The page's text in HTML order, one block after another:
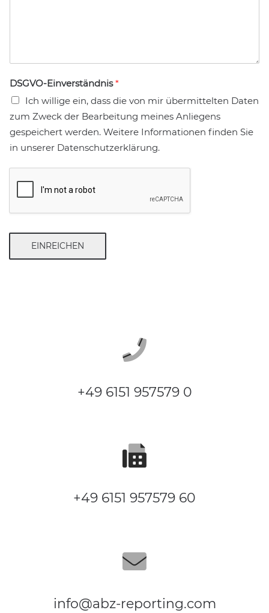
DSGVO-Einverständnis*
Ich willige ein, dass die von mir übermittelten Daten
zum Zweck der Bearbeitung meines Anliegens
gespeichert werden. Weitere Informationen finden Sie
in unserer Datenschutzerklärung.
EINREICHEN
+49 6151 957579 0
+49 6151 957579 60
info@abz-reporting.com